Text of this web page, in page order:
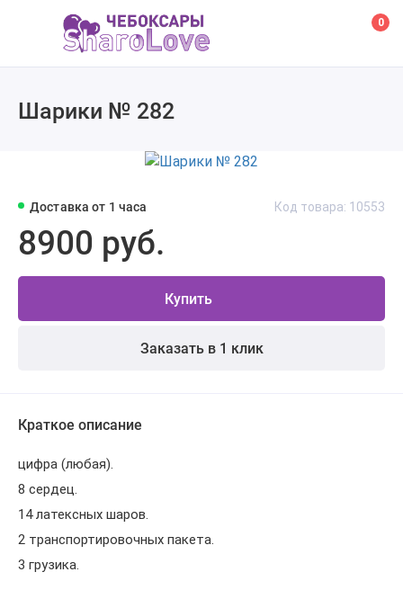
0
Шарики № 282
Доставка от 1 часа Код товара: 10553
8900 руб.
Купить
Заказать в 1 клик
Краткое описание
цифра (любая).
8 сердец.
14 латексных шаров.
2 транспортировочных пакета.
3 грузика.